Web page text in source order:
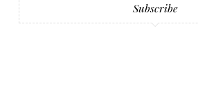
Subscribe